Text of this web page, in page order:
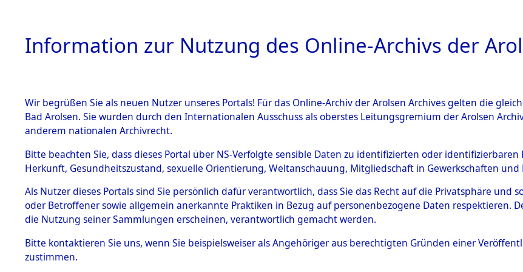
HOME BESTANDSBESCHREIBUNG ARCHIVALE ÜBERSICHT
BESTÄNDE
Inhaftierungsdoku
mente
5. Verschiedenes
Todesmärsche
5.3.1 Alliierte
Ermittlungen zu den Orten
(84599210)→0055 (84599265)
0055 (84599265)
Information zur Nutzung des Online-Archivs der
Wir begrüßen Sie als neuen Nutzer unseres Portals! Für das Online-Archiv der Arolsen Archives gelten die
Bad Arolsen. Sie wurden durch den Internationalen Ausschuss als oberstes Leitungsgremium der Arolsen
anderem nationalen Archivrecht.
Bitte beachten Sie, dass dieses Portal über NS-Verfolgte sensible Daten zu identifizierten oder
Herkunft, Gesundheitszustand, sexuelle Orientierung, Weltanschauung, Mitgliedschaft in Gewerkschaften
Als Nutzer dieses Portals sind Sie persönlich dafür verantwortlich, dass Sie das Recht auf die Privatsphäre
oder Betroffener sowie allgemein anerkannte Praktiken in Bezug auf personenbezogene Daten respektieren.
die Nutzung seiner Sammlungen erscheinen, verantwortlich gemacht werden.
Bitte kontaktieren Sie uns, wenn Sie beispielsweiser als Angehöriger aus berechtigten Gründen einer
zustimmen.